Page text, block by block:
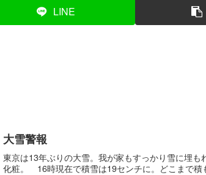
LINE
大雪警報
東京は13年ぶりの大雪。我が家もすっかり雪に埋
化粧。 16時現在で積雪は19センチに。どこまで積